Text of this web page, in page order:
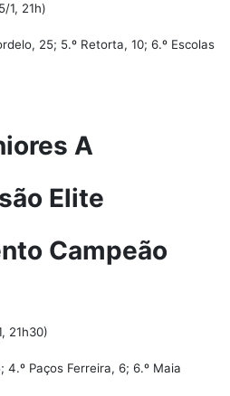
1, 21h)
25; 5.º Retorta, 10; 6.º Escolas
A
Elite
Campeão
21h30)
4.º Paços Ferreira, 6; 6.º Maia